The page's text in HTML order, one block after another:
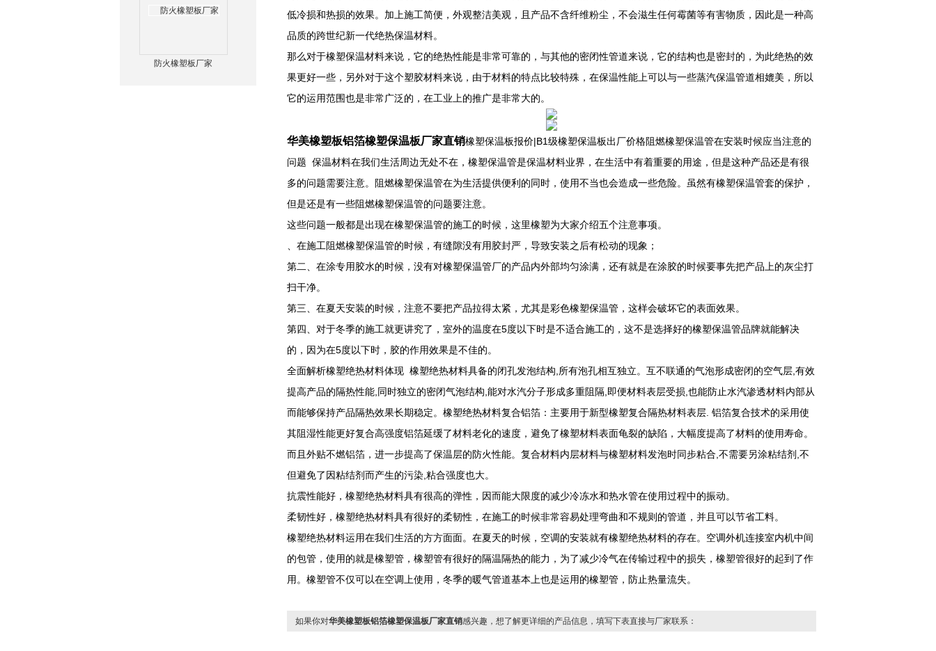
防火橡塑板厂家
低冷损和热损的效果。加上施工简便，外观整洁美观，且产品不含纤维粉尘，不会滋生任何霉菌等有害物质，因此是一种高
品质的跨世纪新一代绝热保温材料。
那么对于橡塑保温材料来说，它的绝热性能是非常可靠的，与其他的密闭性管道来说，它的结构也是密封的，为此绝热的效
果更好一些，另外对于这个塑胶材料来说，由于材料的特点比较特殊，在保温性能上可以与一些蒸汽保温管道相媲美，所以
它的运用范围也是非常广泛的，在工业上的推广是非常大的。
华美橡塑板铝箔橡塑保温板厂家直销橡塑保温板报价|B1级橡塑保温板出厂价格阻燃橡塑保温管在安装时候应当注意的
问题 保温材料在我们生活周边无处不在，橡塑保温管是保温材料业界，在生活中有着重要的用途，但是这种产品还是有很
多的问题需要注意。阻燃橡塑保温管在为生活提供便利的同时，使用不当也会造成一些危险。虽然有橡塑保温管套的保护，
但是还是有一些阻燃橡塑保温管的问题要注意。
这些问题一般都是出现在橡塑保温管的施工的时候，这里橡塑为大家介绍五个注意事项。
、在施工阻燃橡塑保温管的时候，有缝隙没有用胶封严，导致安装之后有松动的现象；
第二、在涂专用胶水的时候，没有对橡塑保温管厂的产品内外部均匀涂满，还有就是在涂胶的时候要事先把产品上的灰尘打
扫干净。
第三、在夏天安装的时候，注意不要把产品拉得太紧，尤其是彩色橡塑保温管，这样会破坏它的表面效果。
第四、对于冬季的施工就更讲究了，室外的温度在5度以下时是不适合施工的，这不是选择好的橡塑保温管品牌就能解决
的，因为在5度以下时，胶的作用效果是不佳的。
全面解析橡塑绝热材料体现 橡塑绝热材料具备的闭孔发泡结构,所有泡孔相互独立。互不联通的气泡形成密闭的空气层,有效
提高产品的隔热性能,同时独立的密闭气泡结构,能对水汽分子形成多重阻隔,即便材料表层受损,也能防止水汽渗透材料内部从
而能够保持产品隔热效果长期稳定。橡塑绝热材料复合铝箔：主要用于新型橡塑复合隔热材料表层. 铝箔复合技术的采用使
其阻湿性能更好复合高强度铝箔延缓了材料老化的速度，避免了橡塑材料表面龟裂的缺陷，大幅度提高了材料的使用寿命。
而且外贴不燃铝箔，进一步提高了保温层的防火性能。复合材料内层材料与橡塑材料发泡时同步粘合,不需要另涂粘结剂,不
但避免了因粘结剂而产生的污染,粘合强度也大。
抗震性能好，橡塑绝热材料具有很高的弹性，因而能大限度的减少冷冻水和热水管在使用过程中的振动。
柔韧性好，橡塑绝热材料具有很好的柔韧性，在施工的时候非常容易处理弯曲和不规则的管道，并且可以节省工料。
橡塑绝热材料运用在我们生活的方方面面。在夏天的时候，空调的安装就有橡塑绝热材料的存在。空调外机连接室内机中间
的包管，使用的就是橡塑管，橡塑管有很好的隔温隔热的能力，为了减少冷气在传输过程中的损失，橡塑管很好的起到了作
用。橡塑管不仅可以在空调上使用，冬季的暖气管道基本上也是运用的橡塑管，防止热量流失。
如果你对华美橡塑板铝箔橡塑保温板厂家直销感兴趣，想了解更详细的产品信息，填写下表直接与厂家联系：